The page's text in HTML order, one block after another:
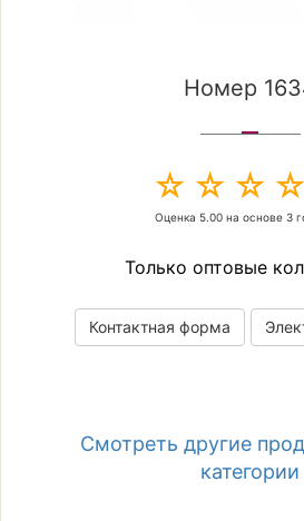
Номер
Оценка 5.00 на основе 3
Только оптовые
Контактная форма
Смотреть другие
категории